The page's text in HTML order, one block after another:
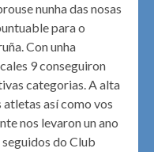
nunha das nosas
para o
Con unha
9 conseguiron
categorias. A alta
así como vos
nos levaron un ano
do Club